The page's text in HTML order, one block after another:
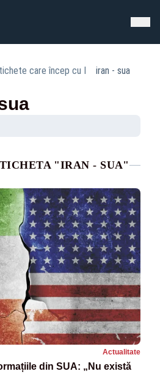
care încep cu I iran - sua
"IRAN - SUA"
Actualitate
din SUA: „Nu există